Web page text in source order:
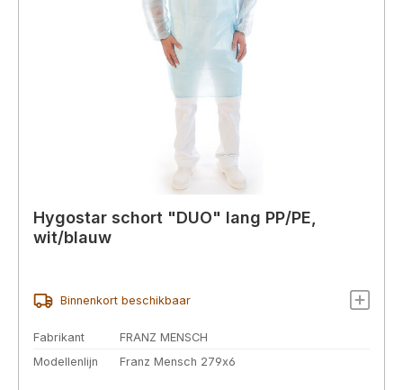
Hygostar schort "DUO" lang PP/PE,
wit/blauw
Binnenkort beschikbaar
Fabrikant
FRANZ MENSCH
Modellenlijn
Franz Mensch 279x6